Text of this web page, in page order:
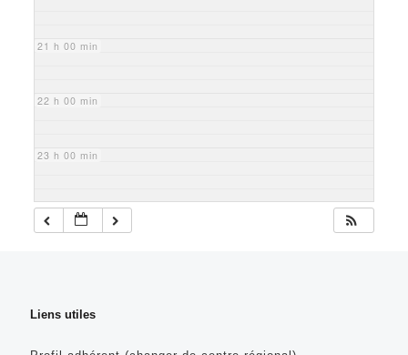
21 h 00 min
22 h 00 min
23 h 00 min
Liens utiles